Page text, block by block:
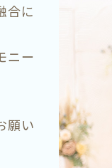
合に
ニー
願い